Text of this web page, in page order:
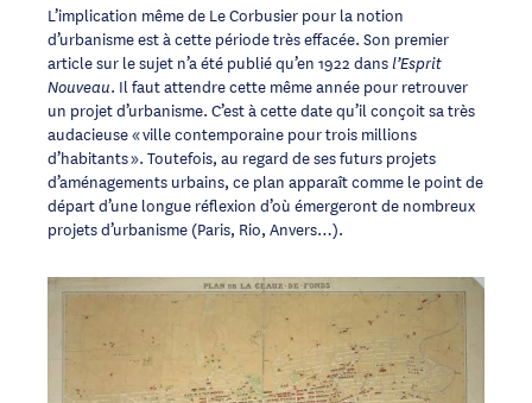
L’implication même de Le Corbusier pour la notion
d’urbanisme est à cette période très effacée. Son premier
article sur le sujet n’a été publié qu’en 1922 dansl’Esprit
Nouveau. Il faut attendre cette même année pour retrouver
un projet d’urbanisme. C’est à cette date qu’il conçoit sa très
audacieuse « ville contemporaine pour trois millions
d’habitants ». Toutefois, au regard de ses futurs projets
d’aménagements urbains, ce plan apparaît comme le point de
départ d’une longue réflexion d’où émergeront de nombreux
projets d’urbanisme (Paris, Rio, Anvers…).